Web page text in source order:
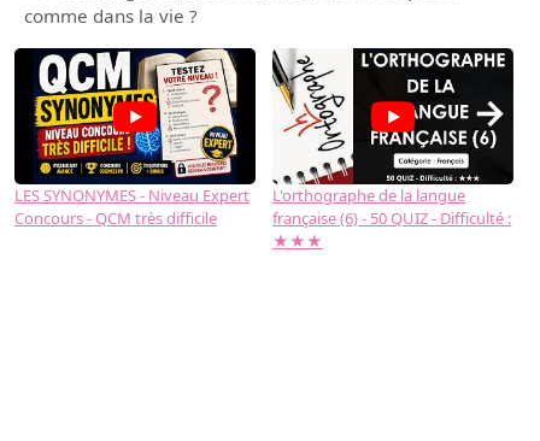
comme dans la vie ?
LES SYNONYMES - Niveau Expert
Concours - QCM très difficile
L'orthographe de la langue
française (6) - 50 QUIZ - Difficulté :
★★★
→